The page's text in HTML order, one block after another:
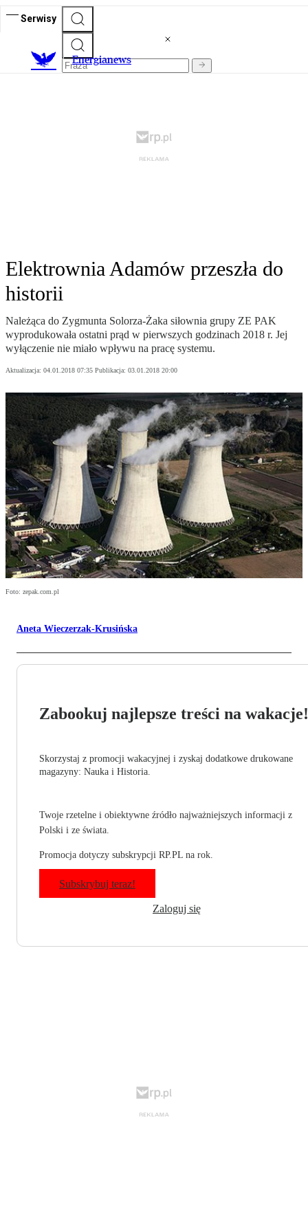
Serwisy
Energianews
Elektrownia Adamów przeszła do
historii
Należąca do Zygmunta Solorza-Żaka siłownia grupy ZE PAK
wyprodukowała ostatni prąd w pierwszych godzinach 2018 r. Jej
wyłączenie nie miało wpływu na pracę systemu.
Aktualizacja: 04.01.2018 07:35 Publikacja: 03.01.2018 20:00
Foto: zepak.com.pl
Aneta Wieczerzak-Krusińska
Zabookuj najlepsze treści na wakacje!
Skorzystaj z promocji wakacyjnej i zyskaj dodatkowe drukowane
magazyny: Nauka i Historia.
Twoje rzetelne i obiektywne źródło najważniejszych informacji z
Polski i ze świata.
Promocja dotyczy subskrypcji RP.PL na rok.
Subskrybuj teraz!
Zaloguj się